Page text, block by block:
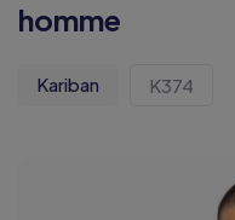
homme
Kariban K374